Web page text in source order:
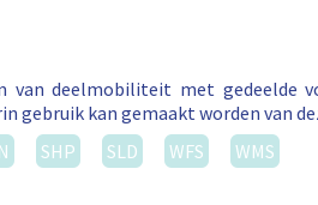
van deelmobiliteit met gedeelde
gebruik kan gemaakt worden van
SHP SLD WFS WMS